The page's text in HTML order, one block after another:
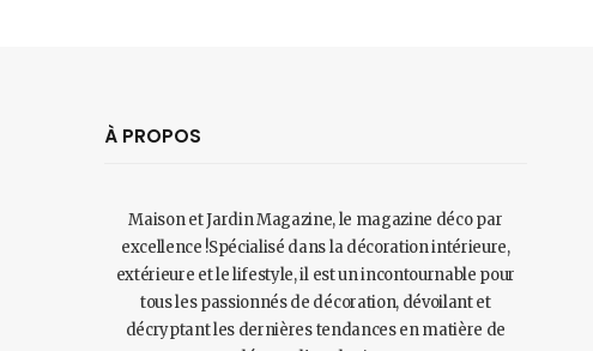
À PROPOS
Maison et Jardin Magazine, le magazine déco par
excellence !Spécialisé dans la décoration intérieure,
extérieure et le lifestyle, il est un incontournable pour
tous les passionnés de décoration, dévoilant et
décryptant les dernières tendances en matière de